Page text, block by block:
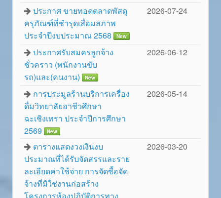
ประกาศ ขายทอดตลาดพัสดุ
ครุภัณฑ์ที่ชำรุดเสื่อมสภาพ
ประจำปีงบประมาณ 2568
New
2026-07-24
ประกาศรับสมครลูกจ้าง
ชั่วคราว (พนักงานขับ
รถ)และ(คนงาน)
New
2026-06-12
การประมูลร้านบริการเครื่อง
ดื่มวิทยาลัยอาชีวศึกษา
ฉะเชิงเทรา ประจำปีการศึกษา
2569
New
2026-05-14
ตารางแสดงวงเงินงบ
ประมาณที่ได้รับจัดสรรและราย
ละเอียดค่าใช้จ่าย การจัดซื้อจัด
จ้างที่มิใช่งานก่อสร้าง
โครงการห้องปฏิบัติการทาง
2026-03-20